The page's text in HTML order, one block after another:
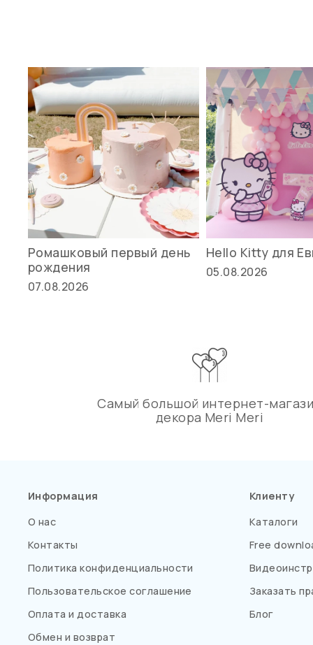
Ромашковый первый день
рождения
07.08.2026
Hello Kitty для
05.08.2026
Самый большой интернет-
декора Meri Meri
Информация
О нас
Контакты
Политика конфиденциальности
Пользовательское соглашение
Оплата и доставка
Обмен и возврат
Клиенту
Каталоги
Free
Заказать
Блог